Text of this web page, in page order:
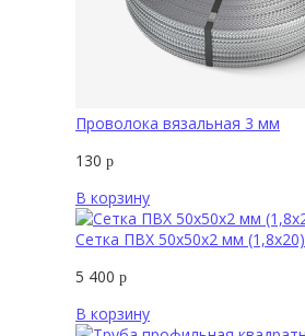
Проволока вязальная 3 мм
130 р
В корзину
Сетка ПВХ 50х50х2 мм (1,8х20)
5 400 р
В корзину